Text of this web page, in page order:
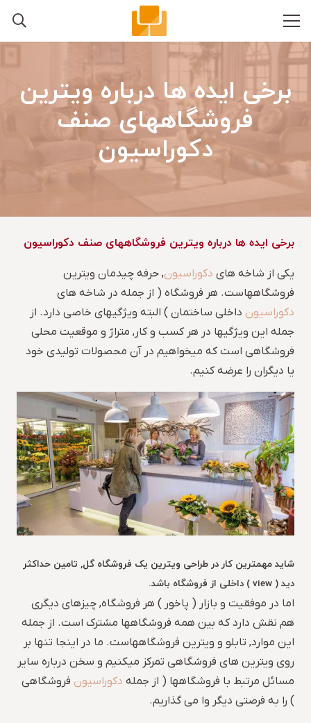
برخی ایده ها درباره ویترین
فروشگاههای صنف
دکوراسیون
برخی ایده ها درباره ویترین فروشگاههای صنف دکوراسیون
یکی از شاخه های دکوراسیون, حرفه چیدمان ویترین
فروشگاههاست. هر فروشگاه ( از جمله در شاخه های
دکوراسیون داخلی ساختمان ) البته ویژگیهای خاصی دارد. از
جمله این ویژگیها در هر کسب و کار, متراژ و موقعیت محلی
فروشگاهی است که میخواهیم در آن محصولات تولیدی خود
یا دیگران را عرضه کنیم.
شاید مهمترین کار در طراحی ویترین یک فروشگاه گل, تامین حداکثر
دید ( view ) داخلی از فروشگاه باشد.
اما در موفقیت و بازار ( پاخور ) هر فروشگاه, چیزهای دیگری
هم نقش دارد که بین همه فروشگاهها مشترک است. از جمله
این موارد, تابلو و ویترین فروشگاههاست. ما در اینجا تنها بر
روی ویترین های فروشگاهی تمرکز میکنیم و سخن درباره سایر
مسائل مرتبط با فروشگاهها ( از جمله دکوراسیون فروشگاهی
) را به فرصتی دیگر وا می گذاریم.